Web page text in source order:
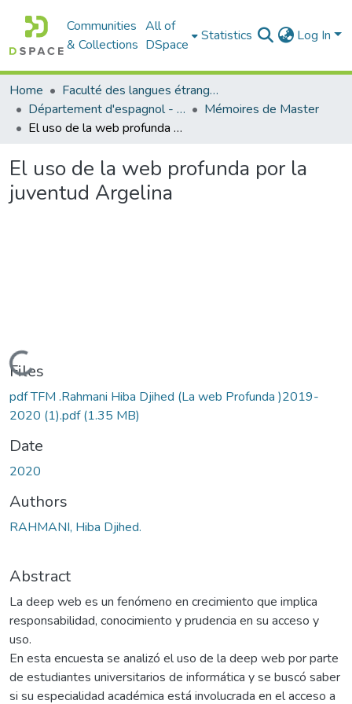
Communities
& Collections
All of
DSpace
Statistics Log In
Home
Faculté des langues étrangères
Département d'espagnol - قسم اللفة الإسبانية
Mémoires de Master
El uso de la web profunda por la juventud Argelina
El uso de la web profunda por la
juventud Argelina
Loading...
Files
pdf TFM .Rahmani Hiba Djihed (La web Profunda )2019-
2020 (1).pdf(1.35 MB)
Date
2020
Authors
RAHMANI, Hiba Djihed.
Abstract
La deep web es un fenómeno en crecimiento que implica
responsabilidad, conocimiento y prudencia en su acceso y
uso.
En esta encuesta se analizó el uso de la deep web por parte
de estudiantes universitarios de informática y se buscó saber
si su especialidad académica está involucrada en el acceso a